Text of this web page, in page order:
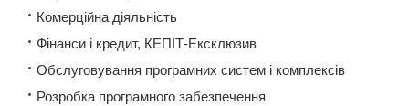
Комерційна діяльність
Фінанси і кредит, КЕПІТ-Ексклюзив
Обслуговування програмних систем і комплексів
Розробка програмного забезпечення